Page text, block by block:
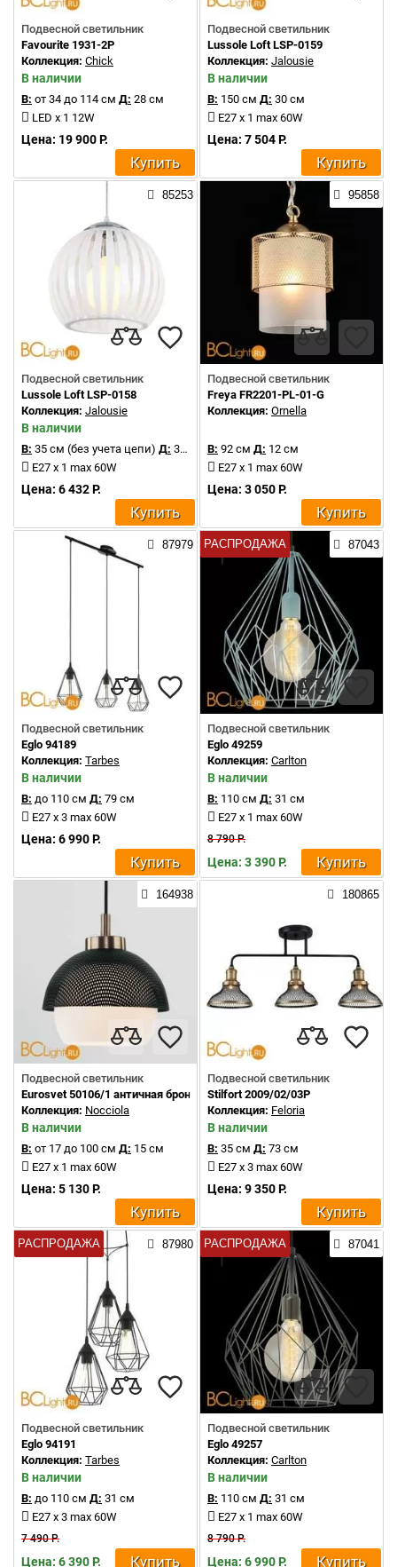
Подвесной светильник
Favourite 1931-2P
Коллекция: Chick
В наличии
В: от 34 до 114 см Д: 28 см
LED x 1 12W
Цена: 19 900 Р.
Купить
Подвесной светильник
Lussole Loft LSP-0159
Коллекция: Jalousie
В наличии
В: 150 см Д: 30 см
E27 x 1 max 60W
Цена: 7 504 Р.
Купить
85253
Подвесной светильник
Lussole Loft LSP-0158
Коллекция: Jalousie
В наличии
В: 35 см (без учета цепи) Д: 30 см
E27 x 1 max 60W
Цена: 6 432 Р.
Купить
95858
Подвесной светильник
Freya FR2201-PL-01-G
Коллекция: Ornella
В: 92 см Д: 12 см
E27 x 1 max 60W
Цена: 3 050 Р.
Купить
87979
Подвесной светильник
Eglo 94189
Коллекция: Tarbes
В наличии
В: до 110 см Д: 79 см
E27 x 3 max 60W
Цена: 6 990 Р.
Купить
РАСПРОДАЖА 87043
Подвесной светильник
Eglo 49259
Коллекция: Carlton
В наличии
В: 110 см Д: 31 см
E27 x 1 max 60W
8 790 Р.
Цена: 3 390 Р. Купить
164938
Подвесной светильник
Eurosvet 50106/1 античная бронза/черный
Коллекция: Nocciola
В наличии
В: от 17 до 100 см Д: 15 см
E27 x 1 max 60W
Цена: 5 130 Р.
Купить
180865
Подвесной светильник
Stilfort 2009/02/03P
Коллекция: Feloria
В наличии
В: 35 см Д: 73 см
E27 x 3 max 60W
Цена: 9 350 Р.
Купить
РАСПРОДАЖА 87980
Подвесной светильник
Eglo 94191
Коллекция: Tarbes
В наличии
В: до 110 см Д: 31 см
E27 x 3 max 60W
7 490 Р.
Цена: 6 390 Р. Купить
РАСПРОДАЖА 87041
Подвесной светильник
Eglo 49257
Коллекция: Carlton
В наличии
В: 110 см Д: 31 см
E27 x 1 max 60W
8 790 Р.
Цена: 6 990 Р. Купить